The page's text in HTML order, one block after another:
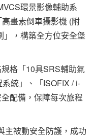
環景影像輔助系
畫素倒車攝影機 (附
，構築全方位安全堡
格「10具SRS輔助氣
統」、「ISOFIX / i-
配備，保障每次旅程
被動安全防護，成功